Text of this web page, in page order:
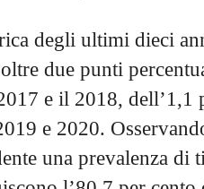
degli ultimi dieci
due punti
e il 2018, dell’1,1
e 2020.
una prevalenza di